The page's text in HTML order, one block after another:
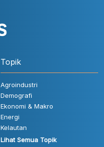
Topik
Agroindustri
Demografi
Ekonomi & Makro
Energi
Kelautan
Lihat Semua Topik